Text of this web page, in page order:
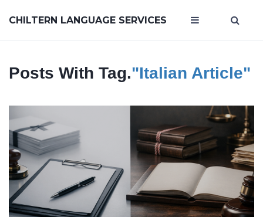
CHILTERN LANGUAGE SERVICES
Posts With Tag."Italian Article"